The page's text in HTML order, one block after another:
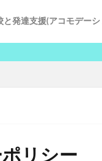
と発達支援(アコモデーシ
リシー